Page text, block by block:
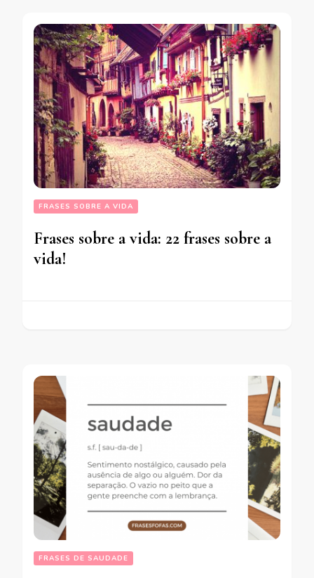
FRASES SOBRE A VIDA
Frases sobre a vida: 22 frases sobre a
vida!
FRASES DE SAUDADE